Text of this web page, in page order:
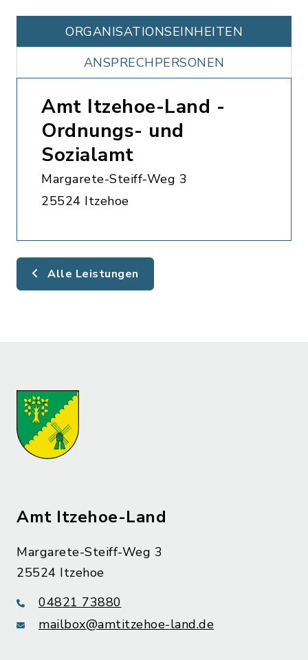
ORGANISATIONS­EINHEITEN
ANSPRECHPERSONEN
Amt Itzehoe-Land -
Ordnungs- und
Sozialamt
Margarete-Steiff-Weg 3
25524 Itzehoe
Alle Leistungen
Amt Itzehoe-Land
Margarete-Steiff-Weg 3
25524 Itzehoe
04821 73880
mailbox@amtitzehoe-land.de